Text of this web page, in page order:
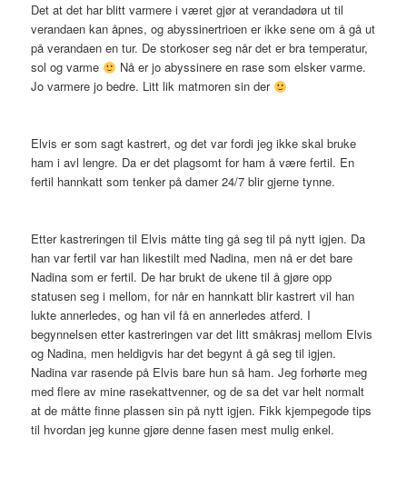
Det at det har blitt varmere i været gjør at verandadøra ut til
verandaen kan åpnes, og abyssinertrioen er ikke sene om å gå ut
på verandaen en tur. De storkoser seg når det er bra temperatur,
sol og varme
Nå er jo abyssinere en rase som elsker varme.
Jo varmere jo bedre. Litt lik matmoren sin der
Elvis er som sagt kastrert, og det var fordi jeg ikke skal bruke
ham i avl lengre. Da er det plagsomt for ham å være fertil. En
fertil hannkatt som tenker på damer 24/7 blir gjerne tynne.
Etter kastreringen til Elvis måtte ting gå seg til på nytt igjen. Da
han var fertil var han likestilt med Nadina, men nå er det bare
Nadina som er fertil. De har brukt de ukene til å gjøre opp
statusen seg i mellom, for når en hannkatt blir kastrert vil han
lukte annerledes, og han vil få en annerledes atferd. I
begynnelsen etter kastreringen var det litt småkrasj mellom Elvis
og Nadina, men heldigvis har det begynt å gå seg til igjen.
Nadina var rasende på Elvis bare hun så ham. Jeg forhørte meg
med flere av mine rasekattvenner, og de sa det var helt normalt
at de måtte finne plassen sin på nytt igjen. Fikk kjempegode tips
til hvordan jeg kunne gjøre denne fasen mest mulig enkel.